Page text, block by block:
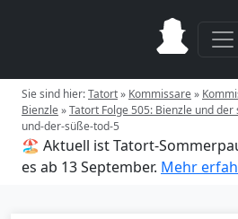
Sie sind hier:Tatort» Kommissare»
Bienzle»Tatort Folge 505: Bienzle und der
und-der-süße-tod-5
🏖️ Aktuell ist Tatort-
es ab 13 September. Mehr